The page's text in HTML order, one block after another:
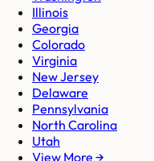
Illinois
Georgia
Colorado
Virginia
New Jersey
Delaware
Pennsylvania
North Carolina
Utah
View More →